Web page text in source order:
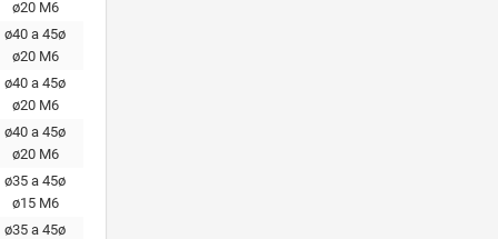
ø20 М6
ø40 a 45ø
ø20 М6
ø40 a 45ø
ø20 М6
ø40 a 45ø
ø20 М6
ø35 a 45ø
ø15 M6
ø35 a 45ø